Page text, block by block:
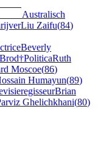
Australisch
Liu Zaifu(84)
Beverly
†PoliticaRuth
Moscoe(86)
Humayun(89)
Brian
Ghelichkhani(80)